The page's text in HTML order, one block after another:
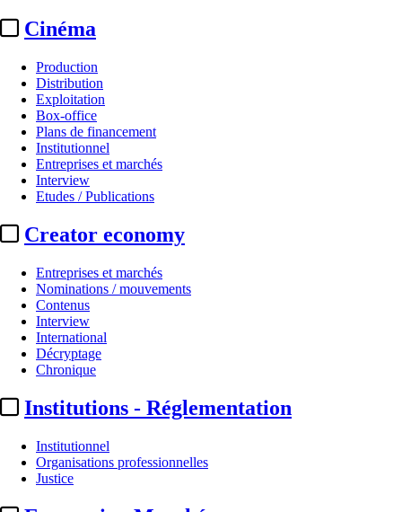
Cinéma
Production
Distribution
Exploitation
Box-office
Plans de financement
Institutionnel
Entreprises et marchés
Interview
Etudes / Publications
Creator economy
Entreprises et marchés
Nominations / mouvements
Contenus
Interview
International
Décryptage
Chronique
Institutions - Réglementation
Institutionnel
Organisations professionnelles
Justice